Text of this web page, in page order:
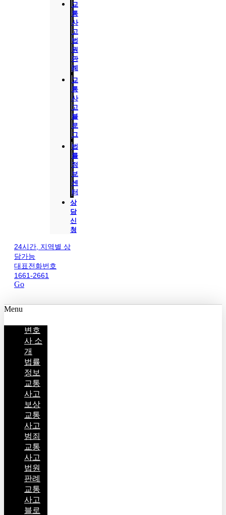
교
통
사
고
법
원
판
례
교
통
사
고
블
로
그
법
률
정
보
센
터
상
담
신
청
24시간, 지역별 상
담가능
대표전화번호
1661-2661
Go
Menu
변호
사 소
개
법률
정보
교통
사고
보상
교통
사고
범죄
교통
사고
법원
판례
교통
사고
블로